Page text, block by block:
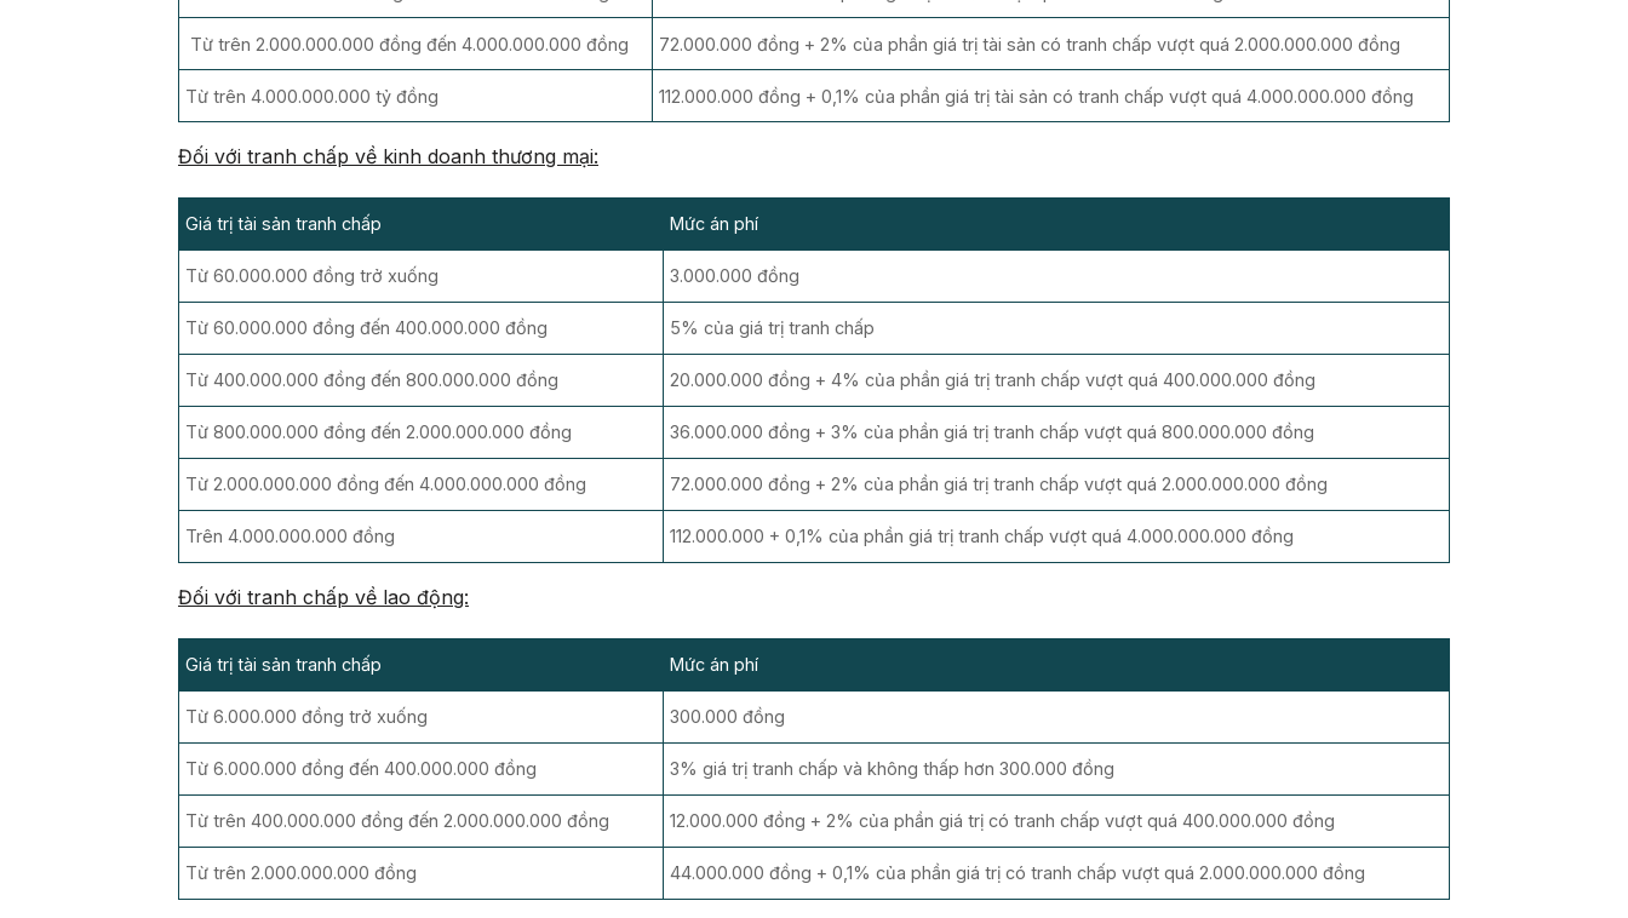
Từ trên 2.000.000.000 đồng đến 4.000.000.000 đồng 72.000.000 đồng + 2% của phần giá trị tài sản có tranh chấp vượt quá 2.000.000.000 đồng
Từ trên 4.000.000.000 tỷ đồng 112.000.000 đồng + 0,1% của phần giá trị tài sản có tranh chấp vượt quá 4.000.000.000 đồng
Đối với tranh chấp về kinh doanh thương mại:
Giá trị tài sản tranh chấp Mức án phí
Từ 60.000.000 đồng trở xuống 3.000.000 đồng
Từ 60.000.000 đồng đến 400.000.000 đồng 5% của giá trị tranh chấp
Từ 400.000.000 đồng đến 800.000.000 đồng 20.000.000 đồng + 4% của phần giá trị tranh chấp vượt quá 400.000.000 đồng
Từ 800.000.000 đồng đến 2.000.000.000 đồng 36.000.000 đồng + 3% của phần giá trị tranh chấp vượt quá 800.000.000 đồng
Từ 2.000.000.000 đồng đến 4.000.000.000 đồng 72.000.000 đồng + 2% của phần giá trị tranh chấp vượt quá 2.000.000.000 đồng
Trên 4.000.000.000 đồng 112.000.000 + 0,1% của phần giá trị tranh chấp vượt quá 4.000.000.000 đồng
Đối với tranh chấp về lao động:
Giá trị tài sản tranh chấp Mức án phí
Từ 6.000.000 đồng trở xuống 300.000 đồng
Từ 6.000.000 đồng đến 400.000.000 đồng 3% giá trị tranh chấp và không thấp hơn 300.000 đồng
Từ trên 400.000.000 đồng đến 2.000.000.000 đồng 12.000.000 đồng + 2% của phần giá trị có tranh chấp vượt quá 400.000.000 đồng
Từ trên 2.000.000.000 đồng 44.000.000 đồng + 0,1% của phần giá trị có tranh chấp vượt quá 2.000.000.000 đồng